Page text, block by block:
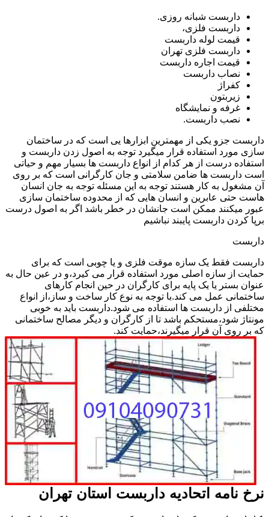
داربست شبانه روزی.
داربست فلزی،
قیمت لوله داربست
داربست فلزی تهران
قیمت اجاره داربست
نصاب داربست
کفراژ
زیربتون
غرفه و نمایشگاه
نصب داربست.
داربست جزو یکی از مهمترین ابزارها یی است که در ساختمان
سازی مورد استفاده قرار میگیرد توجه به اصول زدن داربست و
استفاده درست از هر کدام از انواع داربست ها بسیار مهم و حیاتی
است داربست ها ضامن سلامتی و جان کارگرانی است که بر روی
آن مشغول به کار هستند توجه به این مسئله توجه به جان انسان
هاست حتی عابرین و انسان هایی که از محدوده ساختمان سازی
عبور میکنند ممکن است جانشان در خطر باشد اگر به اصول درست
برپا کردن داربست پایبند نباشیم
داربست
داربست فقط یک سازه موقت فلزی و یا چوبی است که برای
حمایت از سازه اصلی مورد استفاده قرار می کیرد،و در عین حال به
عنوان بستر یا یک پایه برای کارگران در حین انجام کارهای
ساختمانی عمل می کند.با توجه به نوع کار ساخت و ساز،از انواع
مختلفی از داربست ها استفاده می شود.داربست باید به خوبی
مونتاژ شود،مستحکم باشد تا از کارگران و دیگر مصالح ساختمانی
که بر روی آن قرار میگیرند،حمایت کند.
نرخ نامه اتحادیه داربست استان تهران